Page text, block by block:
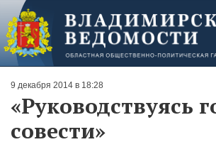
9 декабря 2014 в 18:28
«Руководствуясь
совести»